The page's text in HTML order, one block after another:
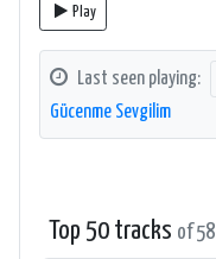
Play
Last seen playing:
Gücenme Sevgilim
Top 50 tracks of 58